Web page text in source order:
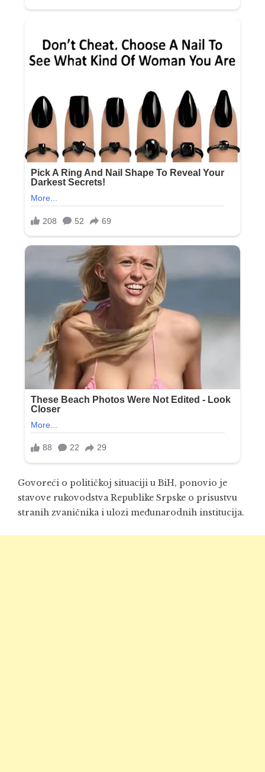
Govoreći o političkoj situaciji u BiH, ponovio je
stavove rukovodstva Republike Srpske o prisustvu
stranih zvaničnika i ulozi međunarodnih institucija.